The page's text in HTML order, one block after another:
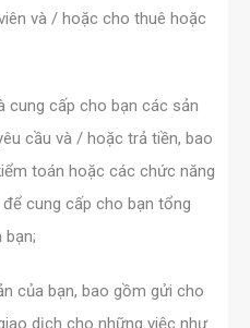
và / hoặc cho thuê hoặc
cung cấp cho bạn các sản
cầu và / hoặc trả tiền, bao
toán hoặc các chức năng
cung cấp cho bạn tổng
bạn;
của bạn, bao gồm gửi cho
dịch cho những việc như